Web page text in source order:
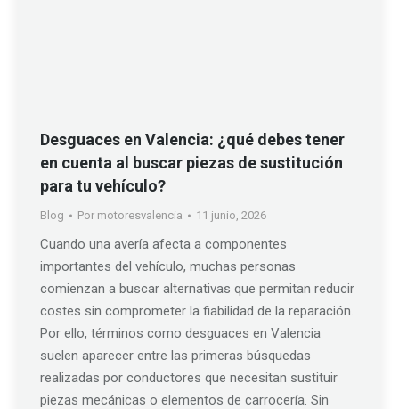
Desguaces en Valencia: ¿qué debes tener
en cuenta al buscar piezas de sustitución
para tu vehículo?
Blog Por motoresvalencia 11 junio, 2026
Cuando una avería afecta a componentes
importantes del vehículo, muchas personas
comienzan a buscar alternativas que permitan reducir
costes sin comprometer la fiabilidad de la reparación.
Por ello, términos como desguaces en Valencia
suelen aparecer entre las primeras búsquedas
realizadas por conductores que necesitan sustituir
piezas mecánicas o elementos de carrocería. Sin